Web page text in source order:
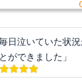
毎日泣いていた状
ができました」